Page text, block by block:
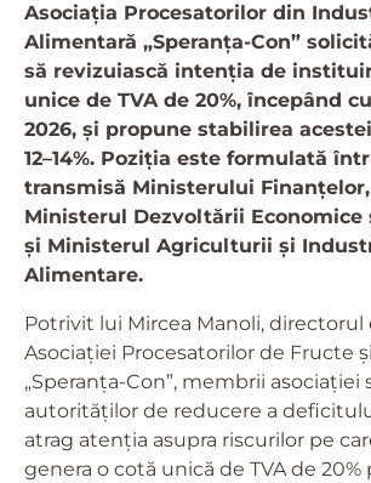
Asociația Procesatorilor din
Alimentară „Speranța-Con”
să revizuiască intenția de
unice de TVA de 20%, începând
2026, și propune stabilirea
12–14%. Poziția este formulată
transmisă Ministerului
Ministerul Dezvoltării
și Ministerul Agriculturii și
Alimentare.
Potrivit lui Mircea Manoli, directorul
Asociației Procesatorilor de Fructe
„Speranța-Con”, membrii
autorităților de reducere a
atrag atenția asupra riscurilor pe
genera o cotă unică de TVA de